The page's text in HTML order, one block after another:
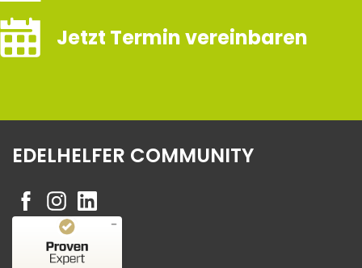
Jetzt Termin vereinbaren
EDELHELFER COMMUNITY
Kundenbewertungen und Erfahrungen zu